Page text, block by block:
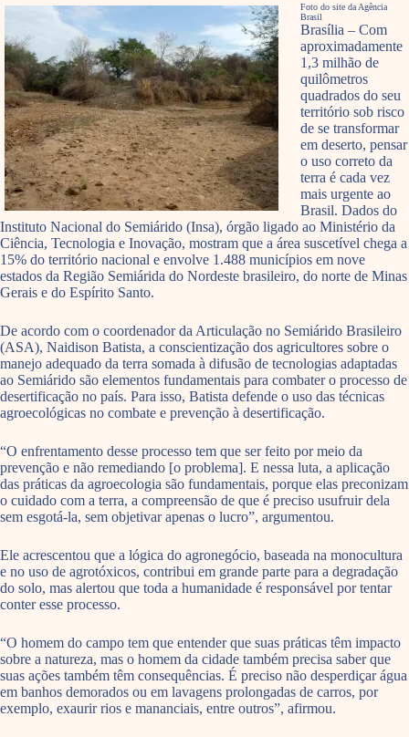
Foto do site da Agência
Brasil
Brasília – Com
aproximadamente
1,3 milhão de
quilômetros
quadrados do seu
território sob risco
de se transformar
em deserto, pensar
o uso correto da
terra é cada vez
mais urgente ao
Brasil. Dados do
Instituto Nacional do Semiárido (Insa), órgão ligado ao Ministério da
Ciência, Tecnologia e Inovação, mostram que a área suscetível chega a
15% do território nacional e envolve 1.488 municípios em nove
estados da Região Semiárida do Nordeste brasileiro, do norte de Minas
Gerais e do Espírito Santo.
De acordo com o coordenador da Articulação no Semiárido Brasileiro
(ASA), Naidison Batista, a conscientização dos agricultores sobre o
manejo adequado da terra somada à difusão de tecnologias adaptadas
ao Semiárido são elementos fundamentais para combater o processo de
desertificação no país. Para isso, Batista defende o uso das técnicas
agroecológicas no combate e prevenção à desertificação.
“O enfrentamento desse processo tem que ser feito por meio da
prevenção e não remediando [o problema]. E nessa luta, a aplicação
das práticas da agroecologia são fundamentais, porque elas preconizam
o cuidado com a terra, a compreensão de que é preciso usufruir dela
sem esgotá-la, sem objetivar apenas o lucro”, argumentou.
Ele acrescentou que a lógica do agronegócio, baseada na monocultura
e no uso de agrotóxicos, contribui em grande parte para a degradação
do solo, mas alertou que toda a humanidade é responsável por tentar
conter esse processo.
“O homem do campo tem que entender que suas práticas têm impacto
sobre a natureza, mas o homem da cidade também precisa saber que
suas ações também têm consequências. É preciso não desperdiçar água
em banhos demorados ou em lavagens prolongadas de carros, por
exemplo, exaurir rios e mananciais, entre outros”, afirmou.